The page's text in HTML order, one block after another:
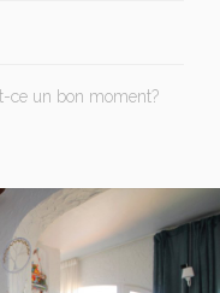
ce un bon moment?